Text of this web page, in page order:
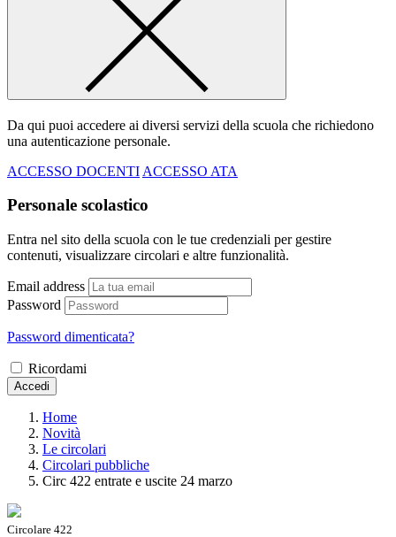
Da qui puoi accedere ai diversi servizi della scuola che richiedono
una autenticazione personale.
ACCESSO DOCENTI ACCESSO ATA
Personale scolastico
Entra nel sito della scuola con le tue credenziali per gestire
contenuti, visualizzare circolari e altre funzionalità.
Email address
Password
Password dimenticata?
Ricordami
Accedi
Home
Novità
Le circolari
Circolari pubbliche
Circ 422 entrate e uscite 24 marzo
Circolare 422